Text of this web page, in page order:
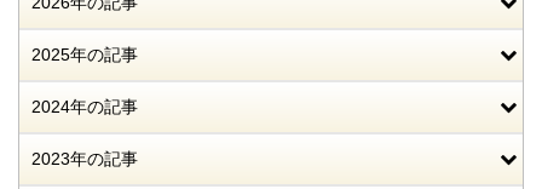
2025年の記事
2024年の記事
2023年の記事